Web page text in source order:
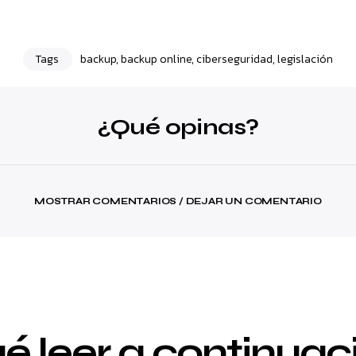
Tags backup,backup online,ciberseguridad,legislación
¿Qué opinas?
MOSTRAR COMENTARIOS / DEJAR UN COMENTARIO